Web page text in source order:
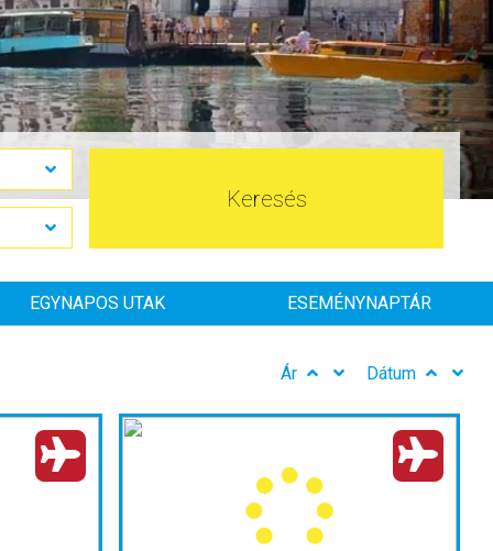
Keresés
EGYNAPOS UTAK ESEMÉNYNAPTÁR
Ár Dátum